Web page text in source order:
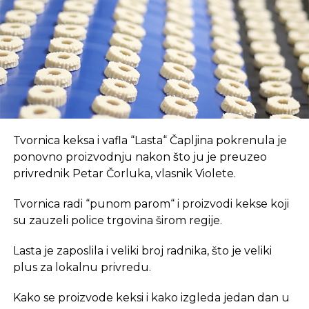
suvremeni način rada.
REKLAMA
U coworking prostoru, radnici su okruženi sličnim
profesionalcima, što potiče produktivnost i radnu
atmosferu koju je teško postići u kućnom
Dodatna prednost coworkinga je umrežavanje i
prostoru omogućava razmjenu ideja, kontakata i
suradnji, čime coworking prostor postaje inkubator
Tvornica keksa i vafla “Lasta“ Čapljina pokrenula je
ponovno proizvodnju nakon što ju je preuzeo
privrednik Petar Čorluka, vlasnik Violete.
Tvornica radi “punom parom“ i proizvodi kekse koji
su zauzeli police trgovina širom regije.
Lasta je zaposlila i veliki broj radnika, što je veliki
plus za lokalnu privredu.
Kako se proizvode keksi i kako izgleda jedan dan u